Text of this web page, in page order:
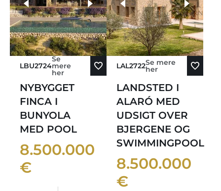
LBU2724
Se
mere
her
NYBYGGET
FINCA I
BUNYOLA
MED POOL
8.500.000
€
flere fotos
LAL2722Se mere
her
LANDSTED I
ALARÓ MED
UDSIGT OVER
BJERGENE OG
SWIMMINGPOOL
8.500.000
€